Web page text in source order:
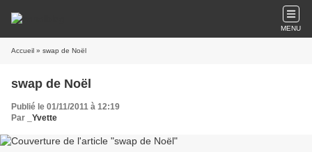
MENU
Accueil » swap de Noël
swap de Noël
Publié le 01/11/2011 à 12:19
Par
_Yvette